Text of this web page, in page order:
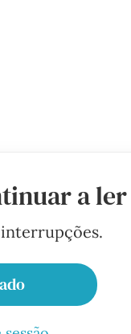
a ler